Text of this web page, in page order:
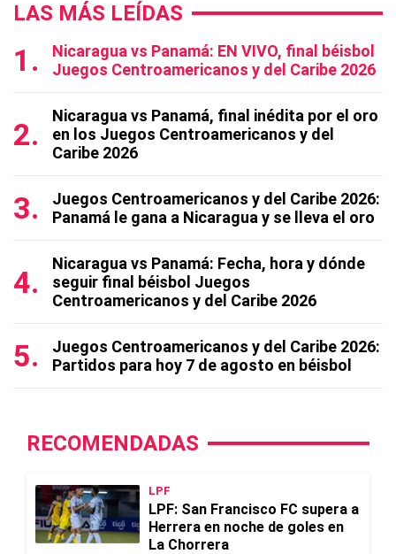
LAS MÁS LEÍDAS
Nicaragua vs Panamá: EN VIVO, final béisbol
Juegos Centroamericanos y del Caribe 2026
Nicaragua vs Panamá, final inédita por el oro
en los Juegos Centroamericanos y del
Caribe 2026
Juegos Centroamericanos y del Caribe 2026:
Panamá le gana a Nicaragua y se lleva el oro
Nicaragua vs Panamá: Fecha, hora y dónde
seguir final béisbol Juegos
Centroamericanos y del Caribe 2026
Juegos Centroamericanos y del Caribe 2026:
Partidos para hoy 7 de agosto en béisbol
RECOMENDADAS
LPF
LPF: San Francisco FC supera a
Herrera en noche de goles en
La Chorrera